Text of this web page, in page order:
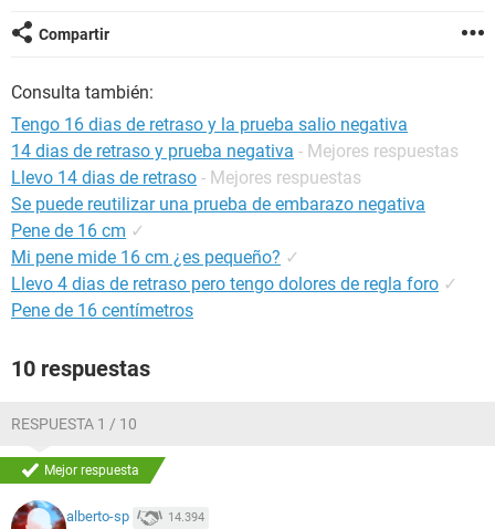
Compartir
Consulta también:
Tengo 16 dias de retraso y la prueba salio negativa
14 dias de retraso y prueba negativa - Mejores respuestas
Llevo 14 dias de retraso - Mejores respuestas
Se puede reutilizar una prueba de embarazo negativa
Pene de 16 cm ✓
Mi pene mide 16 cm ¿es pequeño? ✓
Llevo 4 dias de retraso pero tengo dolores de regla foro ✓
Pene de 16 centímetros
10 respuestas
RESPUESTA 1 / 10
Mejor respuesta
alberto-sp 14.394